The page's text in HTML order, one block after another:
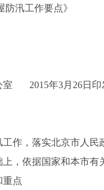
汛工作要点》
室 2015年3月26日印
作，落实北京市人
，依据国家和本市有
重点